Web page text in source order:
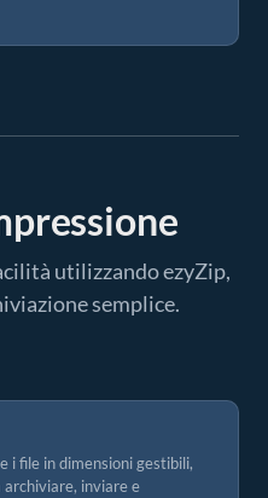
utilizzando ezyZip,
semplice.
i file in dimensioni gestibili,
archiviare, inviare e